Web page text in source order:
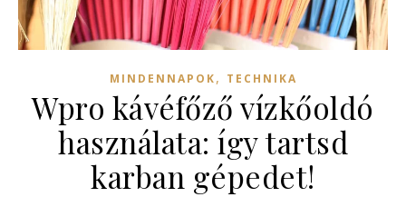
MINDENNAPOK, TECHNIKA
Wpro kávéfőző vízkőoldó
használata: így tartsd
karban gépedet!